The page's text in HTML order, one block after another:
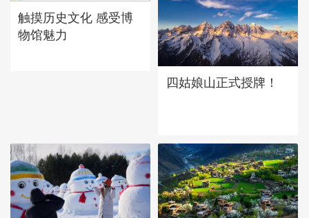
触摸历史文化 感受博
物馆魅力
四姑娘山正式授牌！